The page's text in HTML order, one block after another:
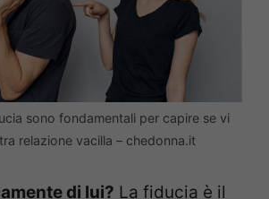
sono fondamentali per capire se vi
relazione vacilla – chedonna.it
di lui? La fiducia è il